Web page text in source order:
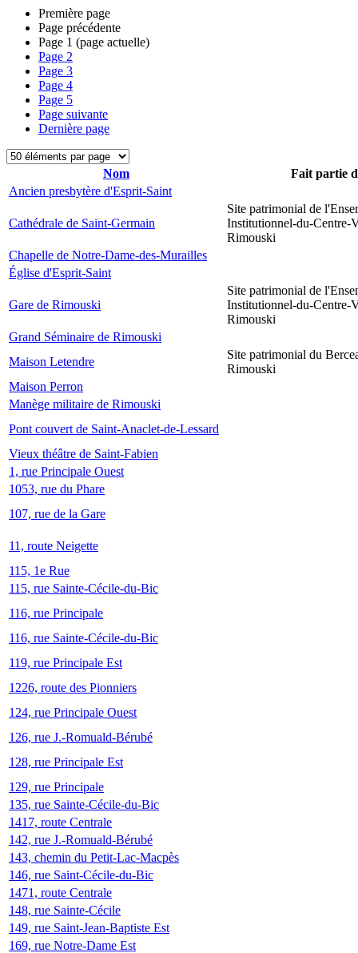
Première page
Page précédente
Page 1 (page actuelle)
Page 2
Page 3
Page 4
Page 5
Page suivante
Dernière page
Nom
Fait partie
Ancien presbytère d'Esprit-Saint
Cathédrale de Saint-Germain
Site patrimonial de
Institutionnel-du-Centre-
Rimouski
Chapelle de Notre-Dame-des-Murailles
Église d'Esprit-Saint
Gare de Rimouski
Site patrimonial de
Institutionnel-du-Centre-
Rimouski
Grand Séminaire de Rimouski
Maison Letendre
Site patrimonial du
Rimouski
Maison Perron
Manège militaire de Rimouski
Pont couvert de Saint-Anaclet-de-Lessard
Vieux théâtre de Saint-Fabien
1, rue Principale Ouest
1053, rue du Phare
107, rue de la Gare
11, route Neigette
115, 1e Rue
115, rue Sainte-Cécile-du-Bic
116, rue Principale
116, rue Sainte-Cécile-du-Bic
119, rue Principale Est
1226, route des Pionniers
124, rue Principale Ouest
126, rue J.-Romuald-Bérubé
128, rue Principale Est
129, rue Principale
135, rue Sainte-Cécile-du-Bic
1417, route Centrale
142, rue J.-Romuald-Bérubé
143, chemin du Petit-Lac-Macpès
146, rue Saint-Cécile-du-Bic
1471, route Centrale
148, rue Sainte-Cécile
149, rue Saint-Jean-Baptiste Est
169, rue Notre-Dame Est